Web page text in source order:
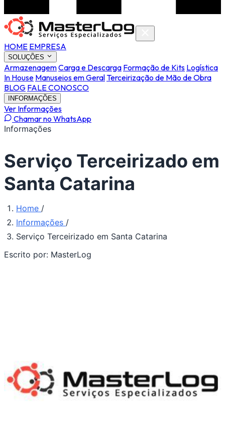
HOME EMPRESA
SOLUÇÕES
ArmazenagemCarga e Descarga Formação de Kits Logística
In House Manuseios em GeralTerceirização de Mão de Obra
BLOG FALE CONOSCO
INFORMAÇÕES
Ver Informações
Chamar no WhatsApp
Informações
Serviço Terceirizado em
Santa Catarina
Home /
Informações /
Serviço Terceirizado em Santa Catarina
Escrito por: MasterLog